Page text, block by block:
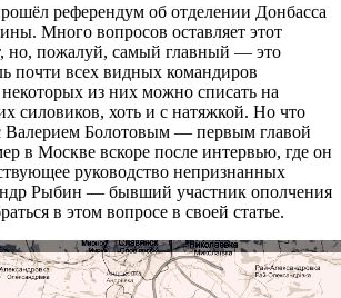
референдум об отделении Донбасса
Много вопросов оставляет этот
но, пожалуй, самый главный — это
почти всех видных командиров
из них можно списать на
силовиков, хоть и с натяжкой. Но что
Валерием Болотовым — первым главой
в Москве вскоре после интервью, где он
руководство непризнанных
Рыбин — бывший участник ополчения
в этом вопросе в своей статье.